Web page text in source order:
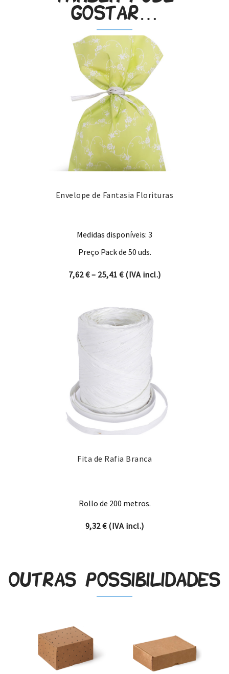
gostar…
Envelope de Fantasia Florituras
Medidas disponíveis: 3
Preço Pack de 50 uds.
7,62€– 25,41 €Price range: 7,62 € through
(IVA incl.)
Fita de Rafia Branca
Rollo de 200 metros.
9,32€(IVA incl.)
Outras possibilidades